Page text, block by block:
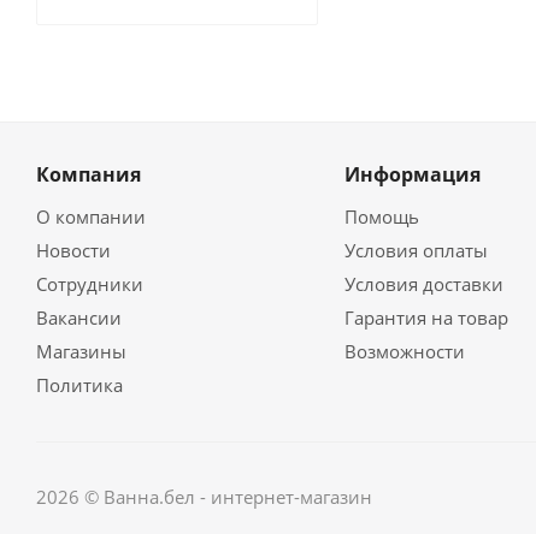
Компания
О компании
Новости
Сотрудники
Вакансии
Магазины
Политика
Информация
Помощь
Условия оплаты
Условия доставки
Гарантия на товар
Возможности
2026 © Ванна.бел - интернет-магазин